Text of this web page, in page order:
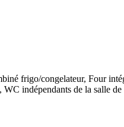
frigo/congelateur, Four
indépendants de la salle de